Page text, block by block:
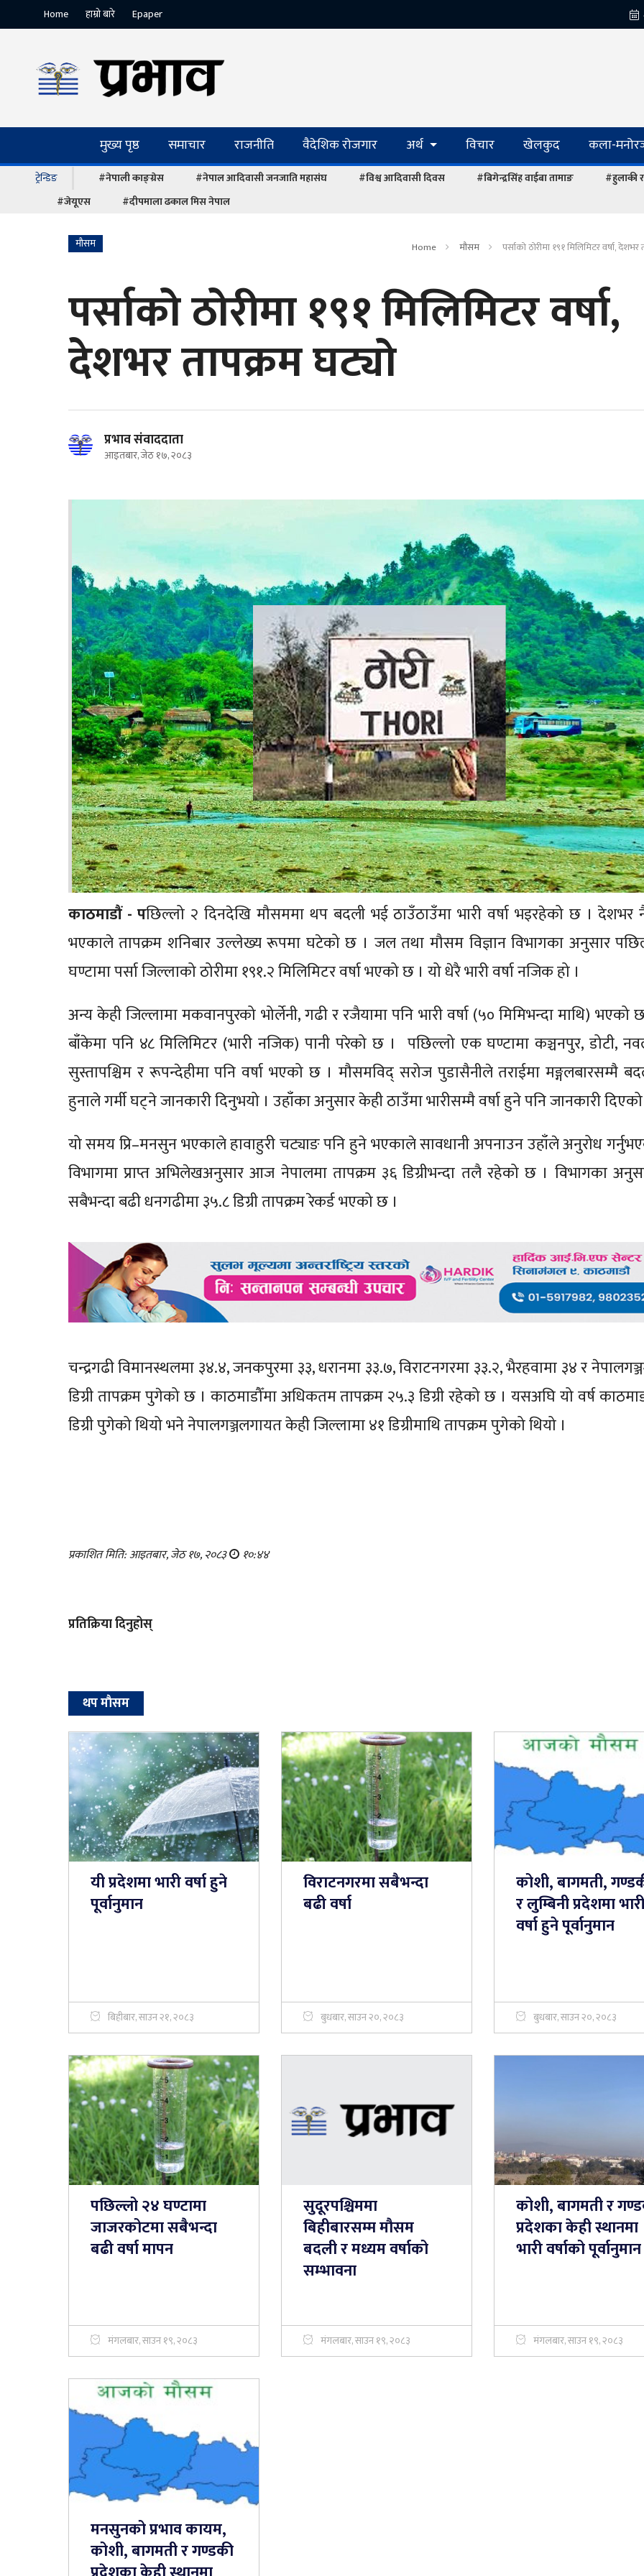
Home हाम्रो बारे Epaper
मुख्य पृष्ठ समाचार राजनीति वैदेशिक रोजगार अर्थ विचार खेलकुद कला-
ट्रेन्डिङ #नेपाली काङ्ग्रेस #नेपाल आदिवासी जनजाति महासंघ #विश्व आदिवासी दिवस #बिगेन्द्रसिंह वाईबा तामाङ
#हुलाकी
#जेयूएस
#दीपमाला ढकाल मिस नेपाल
माैसम Home माैसम पर्साको ठोरीमा १९१ मिलिमिटर वर्षा, देशभर
पर्साको ठोरीमा १९१ मिलिमिटर वर्षा,
देशभर तापक्रम घट्यो
प्रभाव संवाददाता
आइतबार, जेठ १७, २०८३
काठमाडौं - पछिल्लो २ दिनदेखि मौसममा थप बदली भई ठाउँठाउँमा भारी वर्षा भइरहेको छ । देशभर
भएकाले तापक्रम शनिबार उल्लेख्य रूपमा घटेको छ । जल तथा मौसम विज्ञान विभागका अनुसार
घण्टामा पर्सा जिल्लाको ठोरीमा १९१.२ मिलिमिटर वर्षा भएको छ । यो धेरै भारी वर्षा नजिक हो ।
अन्य केही जिल्लामा मकवानपुरको भोर्लेनी, गढी र रजैयामा पनि भारी वर्षा (५० मिमिभन्दा माथि) भएको
बाँकेमा पनि ४८ मिलिमिटर (भारी नजिक) पानी परेको छ । पछिल्लो एक घण्टामा कञ्चनपुर, डोटी,
सुस्तापश्चिम र रूपन्देहीमा पनि वर्षा भएको छ । मौसमविद् सरोज पुडासैनीले तराईमा मङ्गलबारसम्मै
हुनाले गर्मी घट्ने जानकारी दिनुभयो । उहाँका अनुसार केही ठाउँमा भारीसम्मै वर्षा हुने पनि जानकारी
यो समय प्रि–मनसुन भएकाले हावाहुरी चट्याङ पनि हुने भएकाले सावधानी अपनाउन उहाँले अनुरोध
विभागमा प्राप्त अभिलेखअनुसार आज नेपालमा तापक्रम ३६ डिग्रीभन्दा तलै रहेको छ । विभागका
सबैभन्दा बढी धनगढीमा ३५.८ डिग्री तापक्रम रेकर्ड भएको छ ।
चन्द्रगढी विमानस्थलमा ३४.४, जनकपुरमा ३३, धरानमा ३३.७, विराटनगरमा ३३.२, भैरहवामा ३४ र
डिग्री तापक्रम पुगेको छ । काठमाडौँमा अधिकतम तापक्रम २५.३ डिग्री रहेको छ । यसअघि यो वर्ष
डिग्री पुगेको थियो भने नेपालगञ्जलगायत केही जिल्लामा ४१ डिग्रीमाथि तापक्रम पुगेको थियो ।
प्रकाशित मिति: आइतबार, जेठ १७, २०८३ १०:४४
प्रतिक्रिया दिनुहोस्
थप माैसम
यी प्रदेशमा भारी वर्षा हुने
पूर्वानुमान
बिहीबार, साउन २१, २०८३
विराटनगरमा सबैभन्दा
बढी वर्षा
बुधबार, साउन २०, २०८३
कोशी, बागमती,
र लुम्बिनी प्रदेशमा
वर्षा हुने पूर्वानुमान
बुधबार, साउन २०, २०८३
पछिल्लो २४ घण्टामा
जाजरकोटमा सबैभन्दा
बढी वर्षा मापन
मंगलबार, साउन १९, २०८३
सुदूरपश्चिममा
बिहीबारसम्म मौसम
बदली र मध्यम वर्षाको
सम्भावना
मंगलबार, साउन १९, २०८३
कोशी, बागमती र
प्रदेशका केही स्थानमा
भारी वर्षाको पूर्वानुमान
मंगलबार, साउन १९, २०८३
मनसुनको प्रभाव कायम,
कोशी, बागमती र गण्डकी